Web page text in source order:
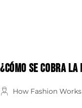
¿CÓMO SE COBRA
How Fashion Works